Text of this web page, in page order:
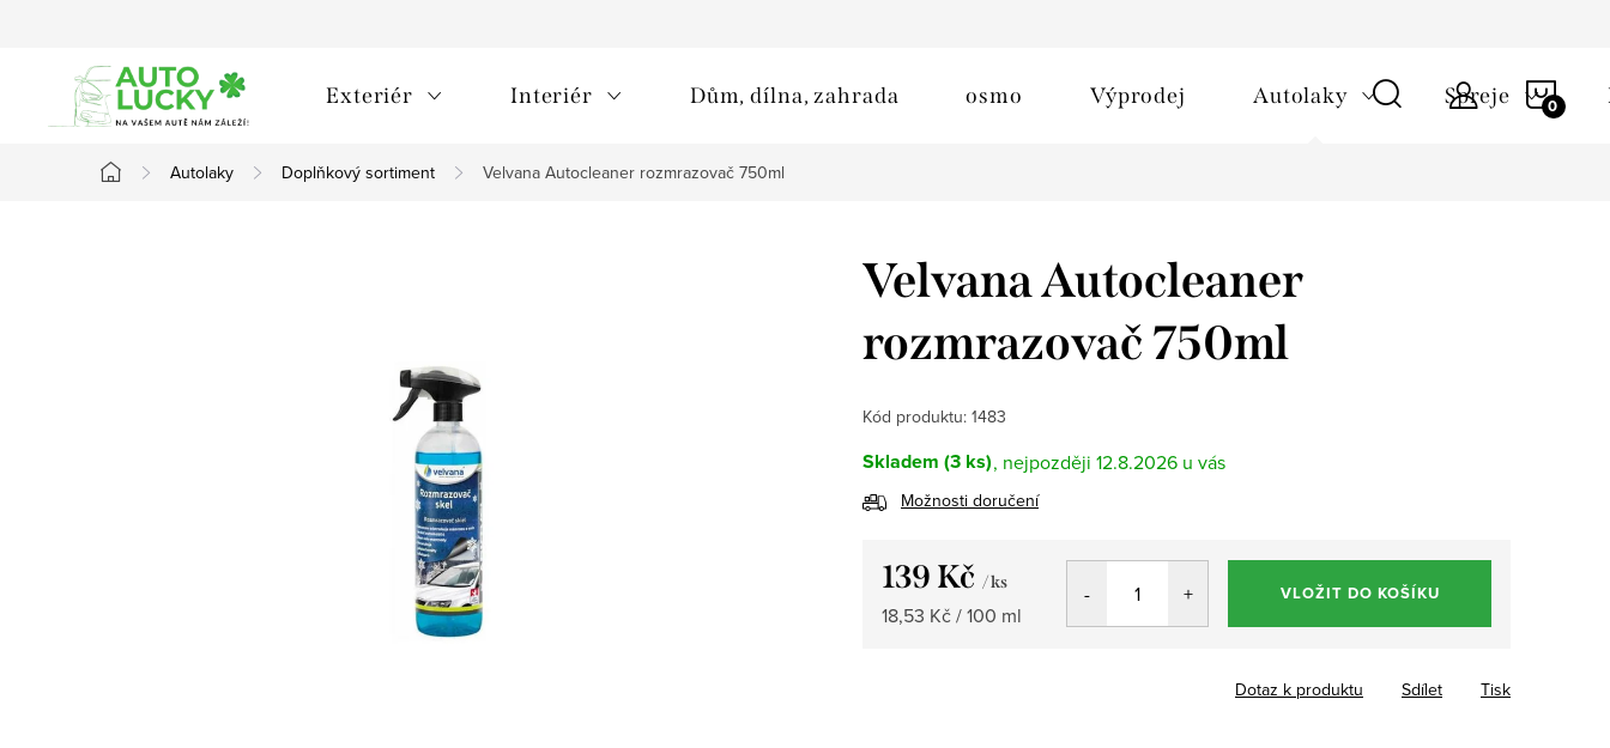
Exteriér Interiér Dům, dílna, zahrada osmo Výprodej Autolaky Spreje
Domů
Autolaky Doplňkový sortiment Velvana Autocleaner rozmrazovač 750ml
Velvana Autocleaner
rozmrazovač 750ml
Kód produktu: 1483
Skladem (3 ks) 12.8.2026
Možnosti doručení
139 Kč / ks
Měrná
18,53 Kč / 100 ml
VLOŽIT DO KOŠÍKU
Tisk
Dotaz k produktu Sdílet